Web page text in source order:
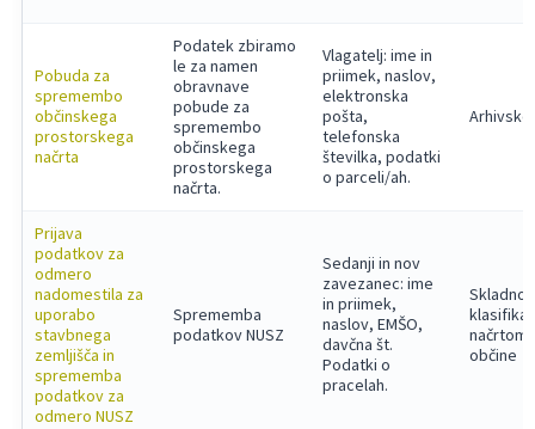
Pobuda za
spremembo
občinskega
prostorskega
načrta
Podatek zbiramo
le za namen
obravnave
pobude za
spremembo
občinskega
prostorskega
načrta.
Vlagatelj: ime in
priimek, naslov,
elektronska
pošta,
telefonska
številka, podatki
o parceli/ah.
Arhivsko
Prijava
podatkov za
odmero
nadomestila za
uporabo
stavbnega
zemljišča in
sprememba
podatkov za
odmero NUSZ
Sprememba
podatkov NUSZ
Sedanji in nov
zavezanec: ime
in priimek,
naslov, EMŠO,
davčna št.
Podatki o
pracelah.
Skladno
načrtom
občine